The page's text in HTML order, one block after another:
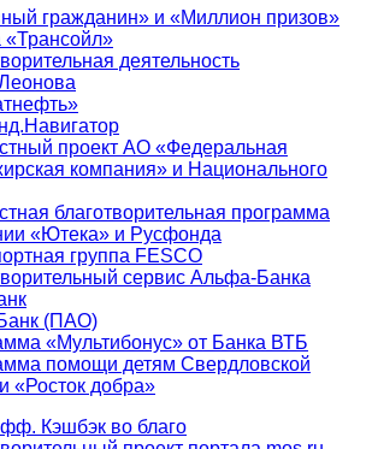
гражданин» и «Миллион призов»
«Трансойл»
деятельность
проект АО «Федеральная
компания» и Национального
благотворительная программа
«Ютека» и Русфонда
группа FESCO
сервис Альфа-Банка
(ПАО)
«Мультибонус» от Банка ВТБ
помощи детям Свердловской
«Росток добра»
Кэшбэк во благо